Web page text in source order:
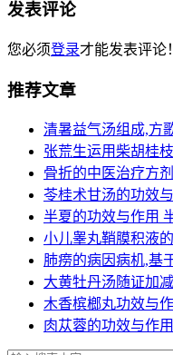
发表评论
您必须登录才能发表评论！
推荐文章
清暑益气汤组成,方
张荒生运用柴胡桂
骨折的中医治疗方
苓桂术甘汤的功效
半夏的功效与作用
小儿睾丸鞘膜积液
肺痨的病因病机,基
大黄牡丹汤随证加
木香槟榔丸功效与
肉苁蓉的功效与作